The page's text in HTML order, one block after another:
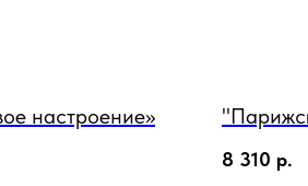
настроение»
8 310 р.